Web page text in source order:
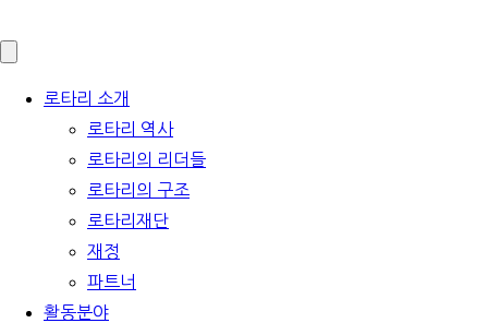
로타리 소개
로타리 역사
로타리의 리더들
로타리의 구조
로타리재단
재정
파트너
활동분야